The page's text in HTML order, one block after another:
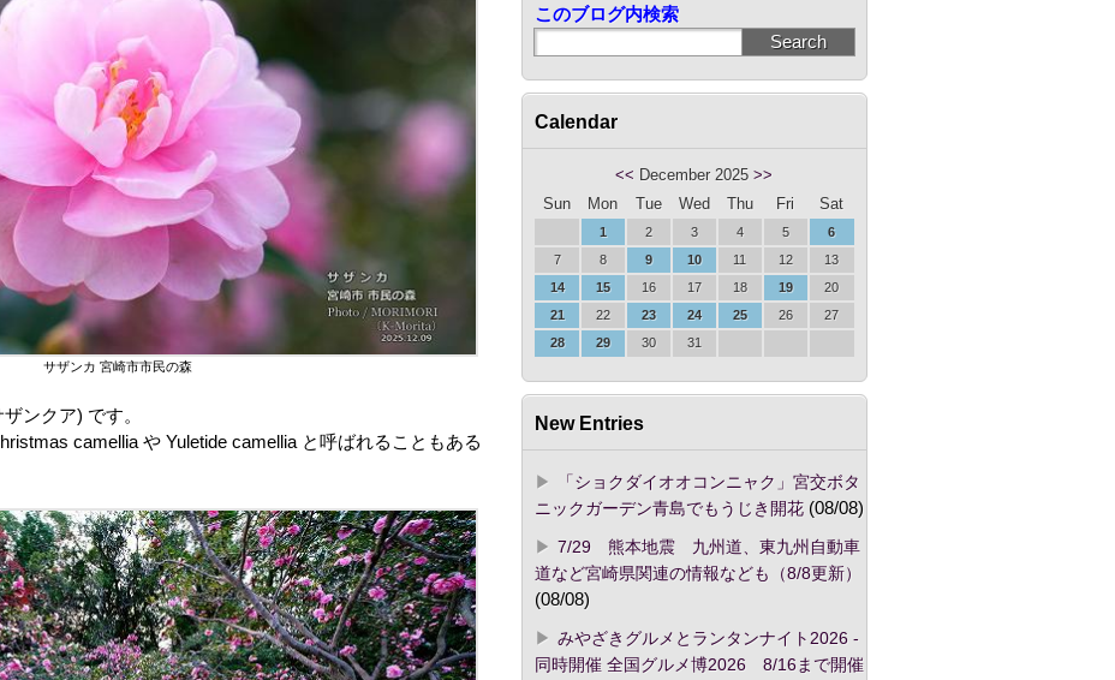
サザンカ 宮崎市市民の森
ンクア) です。
camellia や Yuletide camellia と呼ばれることもある
このブログ内検索
Calendar
<< December 2025>>
Sun
Mon Tue Wed Thu Fri Sat
1 2 3 4 5
6
7
8 9 10 11 12
13
14
15 16 17 18 19
20
21
22 23 24 25 26
27
28
29 30 31
New Entries
「ショクダイオオコンニャク」宮交ボタ
ニックガーデン青島でもうじき開花(08/08)
7/29 熊本地震 九州道、東九州自動車
道など宮崎県関連の情報なども（8/8更新）
(08/08)
みやざきグルメとランタンナイト2026 -
同時開催 全国グルメ博2026 8/16まで開催